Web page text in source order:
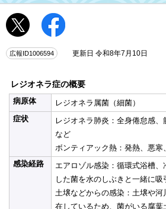
広報ID1006594 更新日 令和8年7月10日
レジオネラ症の概要
病原体
レジオネラ属菌（細菌）
症状
レジオネラ肺炎：全身倦怠感
など
ボンティアック熱：発熱、悪寒
感染経路
エアロゾル感染：循環式浴槽
した菌を水のしぶきと一緒に吸
土壌などからの感染：土壌や
在しているため、菌がいる腐